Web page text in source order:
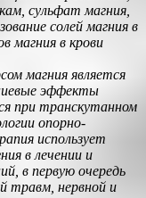
сульфат магния,
солей магния в
магния в крови
магния является
эффекты
при транскутанном
опорно-
использует
в лечении и
в первую очередь
травм, нервной и